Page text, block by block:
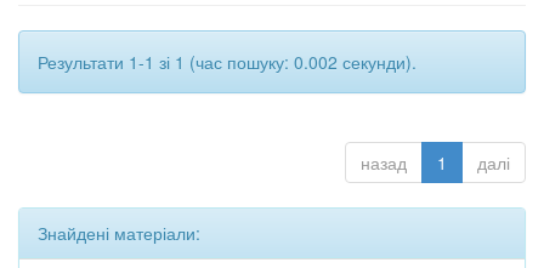
Результати 1-1 зі 1 (час пошуку: 0.002 секунди).
назад 1 далі
Знайдені матеріали: